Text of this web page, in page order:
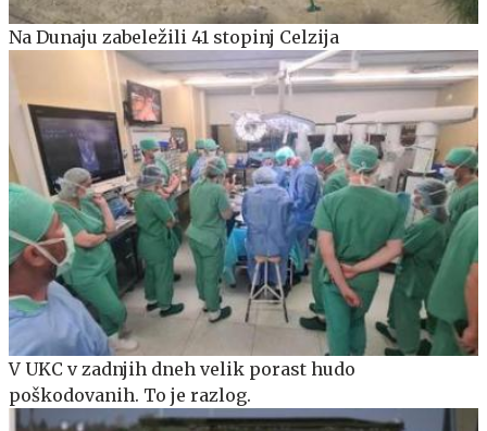
Na Dunaju zabeležili 41 stopinj Celzija
V UKC v zadnjih dneh velik porast hudo
poškodovanih. To je razlog.